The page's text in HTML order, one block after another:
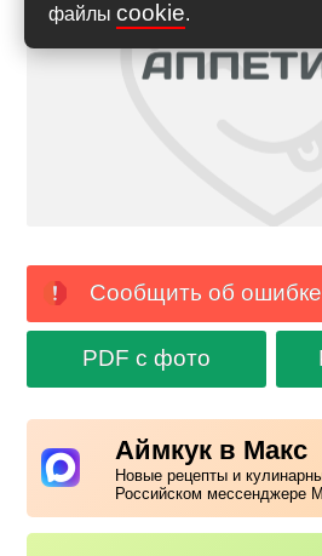
файлы cookie.
Сообщить об
PDF с фото
Аймкук в Макс
Новые рецепты и
Российском мессенджере